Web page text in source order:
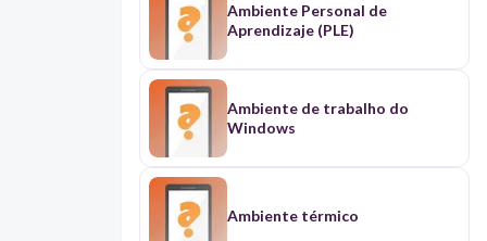
Ambiente Personal de
Aprendizaje (PLE)
Ambiente de trabalho do
Windows
Ambiente térmico